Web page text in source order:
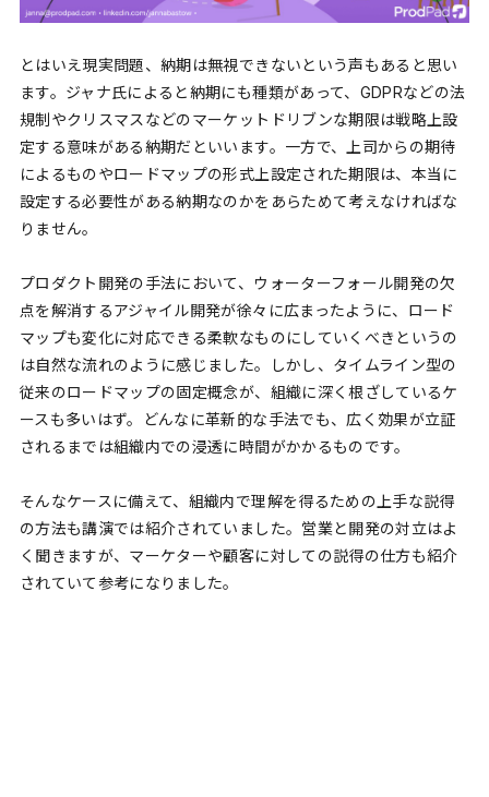
とはいえ現実問題、納期は無視できないという声もあると思い
ます。ジャナ氏によると納期にも種類があって、GDPRなどの法
規制やクリスマスなどのマーケットドリブンな期限は戦略上設
定する意味がある納期だといいます。一方で、上司からの期待
によるものやロードマップの形式上設定された期限は、本当に
設定する必要性がある納期なのかをあらためて考えなければな
りません。
プロダクト開発の手法において、ウォーターフォール開発の欠
点を解消するアジャイル開発が徐々に広まったように、ロード
マップも変化に対応できる柔軟なものにしていくべきというの
は自然な流れのように感じました。しかし、タイムライン型の
従来のロードマップの固定概念が、組織に深く根ざしているケ
ースも多いはず。どんなに革新的な手法でも、広く効果が立証
されるまでは組織内での浸透に時間がかかるものです。
そんなケースに備えて、組織内で理解を得るための上手な説得
の方法も講演では紹介されていました。営業と開発の対立はよ
く聞きますが、マーケターや顧客に対しての説得の仕方も紹介
されていて参考になりました。